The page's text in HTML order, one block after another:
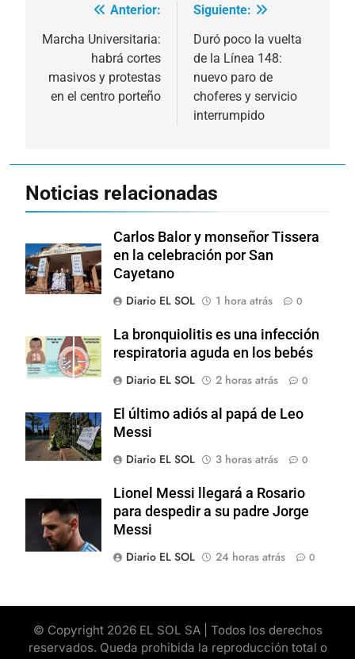
Navegación
de
entradas
Anterior:
Marcha Universitaria:
habrá cortes
masivos y protestas
en el centro porteño
Siguiente:
Duró poco la vuelta
de la Línea 148:
nuevo paro de
choferes y servicio
interrumpido
Noticias relacionadas
Carlos Balor y monseñor Tissera
en la celebración por San
Cayetano
Diario EL SOL
1 hora atrás 0
La bronquiolitis es una infección
respiratoria aguda en los bebés
Diario EL SOL
2 horas atrás 0
El último adiós al papá de Leo
Messi
Diario EL SOL
3 horas atrás 0
Lionel Messi llegará a Rosario
para despedir a su padre Jorge
Messi
Diario EL SOL
24 horas atrás 0
© Copyright 2026 EL SOL SA | Todos los derechos
reservados. Queda prohibida la reproducción total o